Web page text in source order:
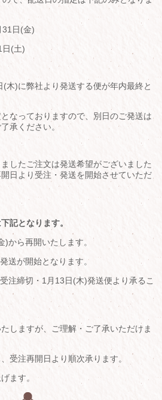
31日(金)
日(土)
)に弊社より発送する便が年内最終と
なっておりますので、別日のご発送は
承ください。
したご注文は発送希望がございました
日より受注・発送を開始させていただ
記となります。
から再開いたします。
送が開始となります。
注締切・1月13日(木)発送便より承るこ
しますが、ご理解・ご了承いただけま
受注再開日より順次承ります。
ます。